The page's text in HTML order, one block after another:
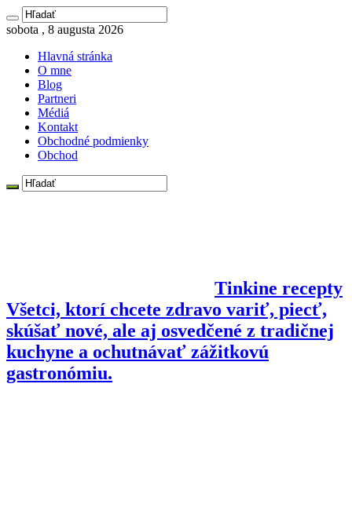
sobota , 8 augusta 2026
Hlavná stránka
O mne
Blog
Partneri
Médiá
Kontakt
Obchodné podmienky
Obchod
Tinkine recepty
Všetci, ktorí chcete zdravo variť, piecť,
skúšať nové, ale aj osvedčené z tradičnej
kuchyne a ochutnávať zážitkovú
gastronómiu.